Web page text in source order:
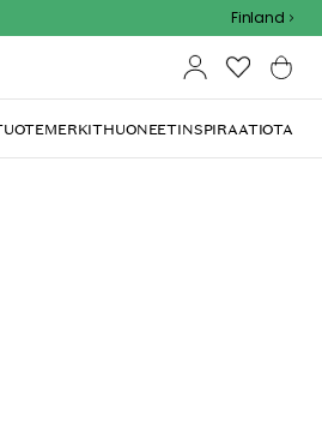
Finland
HUONEETINSPIRAATIOTA